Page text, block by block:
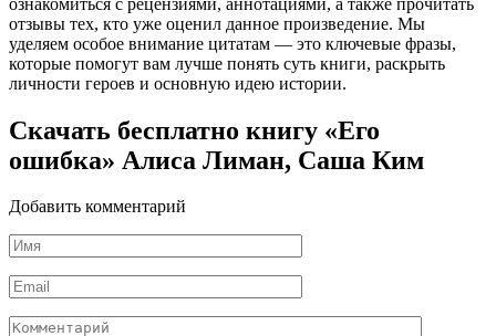
отзывы тех, кто уже оценил данное произведение. Мы
уделяем особое внимание цитатам — это ключевые фразы,
которые помогут вам лучше понять суть книги, раскрыть
личности героев и основную идею истории.
Скачать бесплатно книгу «Его
ошибка» Алиса Лиман, Саша Ким
Добавить комментарий
Имя
*
Email
*
Комментарий